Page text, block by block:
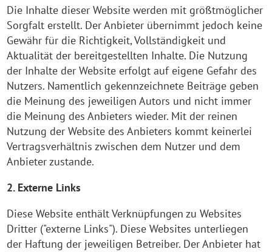
Die Inhalte dieser Website werden mit größtmöglicher
Sorgfalt erstellt. Der Anbieter übernimmt jedoch keine
Gewähr für die Richtigkeit, Vollständigkeit und
Aktualität der bereitgestellten Inhalte. Die Nutzung
der Inhalte der Website erfolgt auf eigene Gefahr des
Nutzers. Namentlich gekennzeichnete Beiträge geben
die Meinung des jeweiligen Autors und nicht immer
die Meinung des Anbieters wieder. Mit der reinen
Nutzung der Website des Anbieters kommt keinerlei
Vertragsverhältnis zwischen dem Nutzer und dem
Anbieter zustande.
2. Externe Links
Diese Website enthält Verknüpfungen zu Websites
Dritter ("externe Links"). Diese Websites unterliegen
der Haftung der jeweiligen Betreiber. Der Anbieter hat